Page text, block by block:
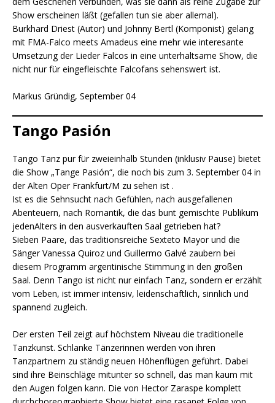
Show erscheinen läßt (gefallen tun sie aber allemal).
Burkhard Driest (Autor) und Johnny Bertl (Komponist) gelang
mit FMA-Falco meets Amadeus eine mehr wie interesante
Umsetzung der Lieder Falcos in eine unterhaltsame Show, die
nicht nur für eingefleischte Falcofans sehenswert ist.
Markus Gründig, September 04
Tango Pasión
Tango Tanz pur für zweieinhalb Stunden (inklusiv Pause) bietet
die Show „Tange Pasión“, die noch bis zum 3. September 04 in
der Alten Oper Frankfurt/M zu sehen ist .
Ist es die Sehnsucht nach Gefühlen, nach ausgefallenen
Abenteuern, nach Romantik, die das bunt gemischte Publikum
jedenAlters in den ausverkauften Saal getrieben hat?
Sieben Paare, das traditionsreiche Sexteto Mayor und die
Sänger Vanessa Quiroz und Guillermo Galvé zaubern bei
diesem Programm argentinische Stimmung in den großen
Saal. Denn Tango ist nicht nur einfach Tanz, sondern er erzählt
vom Leben, ist immer intensiv, leidenschaftlich, sinnlich und
spannend zugleich.
Der ersten Teil zeigt auf höchstem Niveau die traditionelle
Tanzkunst. Schlanke Tänzerinnen werden von ihren
Tanzpartnern zu ständig neuen Höhenflügen geführt. Dabei
sind ihre Beinschläge mitunter so schnell, das man kaum mit
den Augen folgen kann. Die von Hector Zaraspe komplett